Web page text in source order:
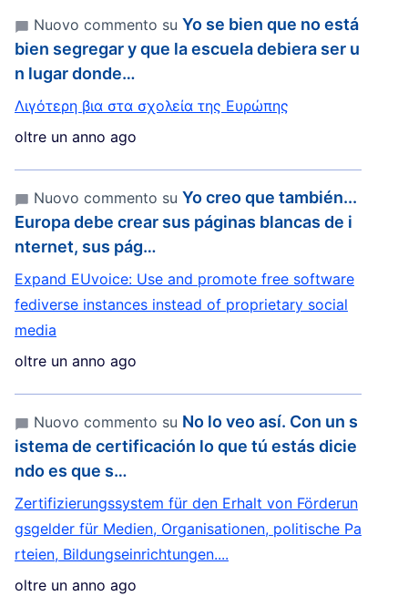
oltre un anno ago
Nuovo commento su Yo se bien que no está
bien segregar y que la escuela debiera ser u
n lugar donde…
Λιγότερη βια στα σχολεία της Ευρώπης
oltre un anno ago
Nuovo commento su Yo creo que también...
Europa debe crear sus páginas blancas de i
nternet, sus pág…
Expand EUvoice: Use and promote free software
fediverse instances instead of proprietary social
media
oltre un anno ago
Nuovo commento su No lo veo así. Con un s
istema de certificación lo que tú estás dicie
ndo es que s…
Zertifizierungssystem für den Erhalt von Förderun
gsgelder für Medien, Organisationen, politische Pa
rteien, Bildungseinrichtungen....